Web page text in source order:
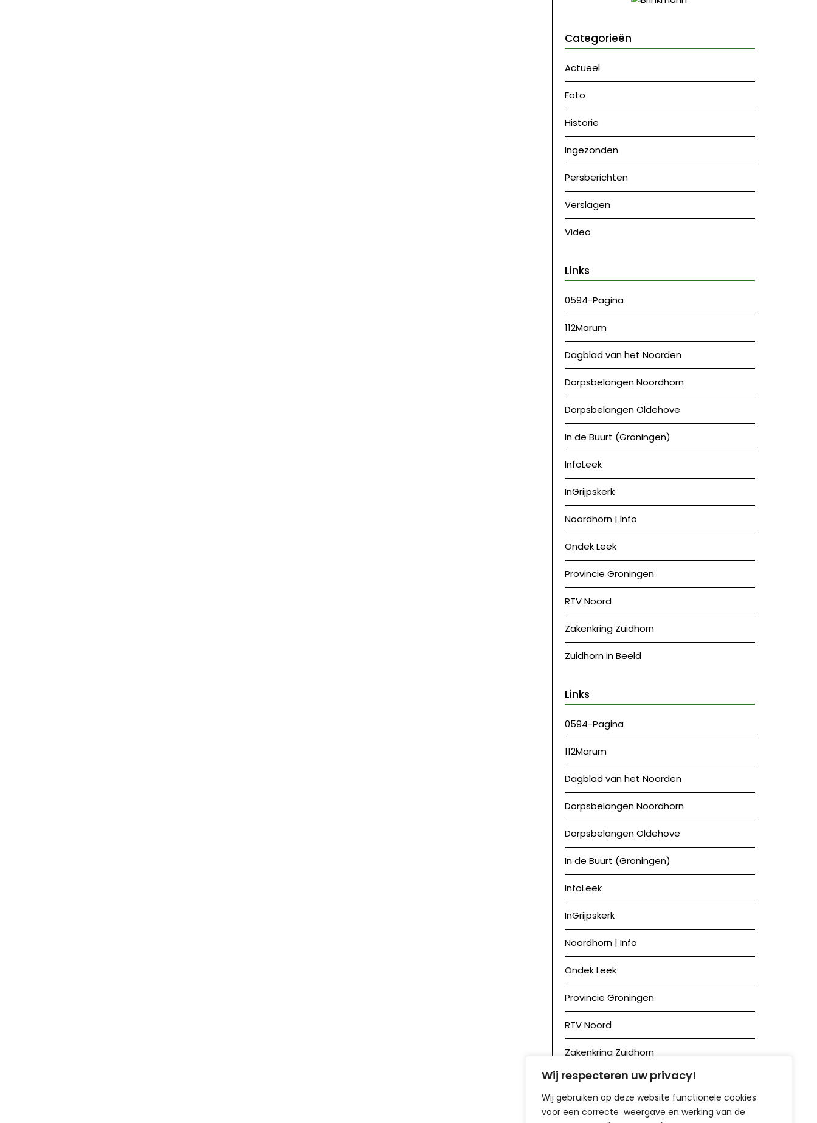
Wij respecteren uw privacy!
Wij gebruiken op deze website functionele cookies
voor een correcte weergave en werking van de
Categorieën
Actueel
Foto
Historie
Ingezonden
Persberichten
Verslagen
Video
Links
0594-Pagina
112Marum
Dagblad van het Noorden
Dorpsbelangen Noordhorn
Dorpsbelangen Oldehove
In de Buurt (Groningen)
InfoLeek
InGrijpskerk
Noordhorn | Info
Ondek Leek
Provincie Groningen
RTV Noord
Zakenkring Zuidhorn
Zuidhorn in Beeld
Links
0594-Pagina
112Marum
Dagblad van het Noorden
Dorpsbelangen Noordhorn
Dorpsbelangen Oldehove
In de Buurt (Groningen)
InfoLeek
InGrijpskerk
Noordhorn | Info
Ondek Leek
Provincie Groningen
RTV Noord
Zakenkring Zuidhorn
Zuidhorn in Beeld
Achief